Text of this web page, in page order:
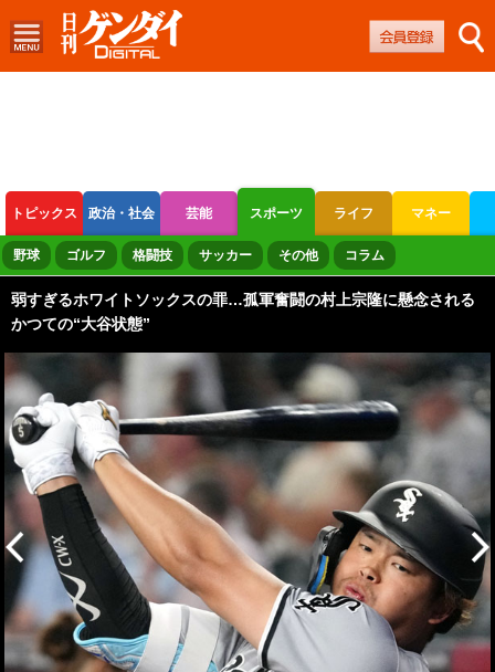
トピックス 政治・社会 芸能 スポーツ ライフ マネー
ボートレース 競輪 オートレース
野球 ゴルフ 格闘技 サッカー その他 コラム
弱すぎるホワイトソックスの罪…孤軍奮闘の村上宗隆に懸念される
かつての“大谷状態”